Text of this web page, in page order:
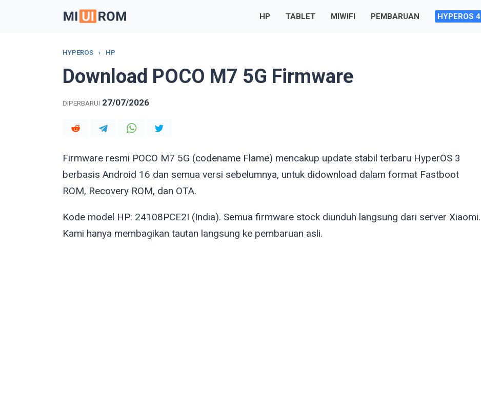
HP TABLET MIWIFI PEMBARUAN HYPEROS 4
HYPEROS › HP
Download POCO M7 5G Firmware
DIPERBARUI 27/07/2026
Firmware resmi POCO M7 5G (codename Flame) mencakup update stabil terbaru HyperOS 3
berbasis Android 16 dan semua versi sebelumnya, untuk didownload dalam format Fastboot
ROM, Recovery ROM, dan OTA.
Kode model HP: 24108PCE2I (India). Semua firmware stock diunduh langsung dari server Xiaomi.
Kami hanya membagikan tautan langsung ke pembaruan asli.